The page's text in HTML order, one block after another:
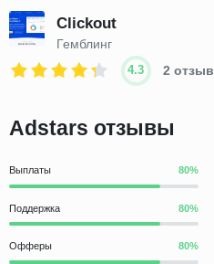
Clickout
Гемблинг
4.3 2 отзыв
Adstars отзывы
Выплаты
Поддержка
Офферы